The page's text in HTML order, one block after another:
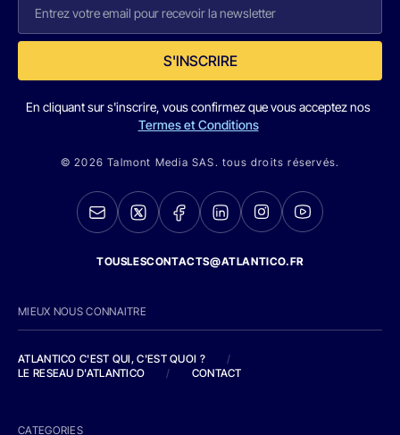
S'INSCRIRE
En cliquant sur s'inscrire, vous confirmez que vous acceptez nos
Termes et Conditions
© 2026 Talmont Media SAS. tous droits réservés.
TOUSLESCONTACTS@ATLANTICO.FR
MIEUX NOUS CONNAITRE
ATLANTICO C'EST QUI, C'EST QUOI ?
/
LE RESEAU D'ATLANTICO
/ CONTACT
CATEGORIES